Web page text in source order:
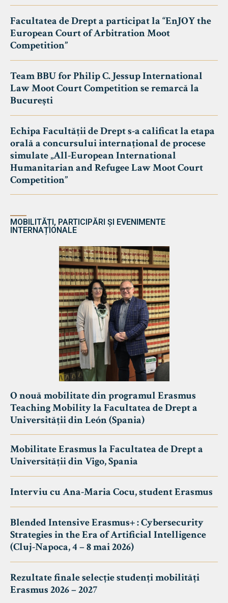
Facultatea de Drept a participat la “EnJOY the
European Court of Arbitration Moot
Competition”
Team BBU for Philip C. Jessup International
Law Moot Court Competition se remarcă la
București
Echipa Facultății de Drept s-a calificat la etapa
orală a concursului internațional de procese
simulate „All-European International
Humanitarian and Refugee Law Moot Court
Competition”
MOBILITĂȚI, PARTICIPĂRI ȘI EVENIMENTE
INTERNAȚIONALE
O nouă mobilitate din programul Erasmus
Teaching Mobility la Facultatea de Drept a
Universității din León (Spania)
Mobilitate Erasmus la Facultatea de Drept a
Universității din Vigo, Spania
Interviu cu Ana-Maria Cocu, student Erasmus
Blended Intensive Erasmus+ : Cybersecurity
Strategies in the Era of Artificial Intelligence
(Cluj-Napoca, 4 – 8 mai 2026)
Rezultate finale selecție studenți mobilități
Erasmus 2026 – 2027